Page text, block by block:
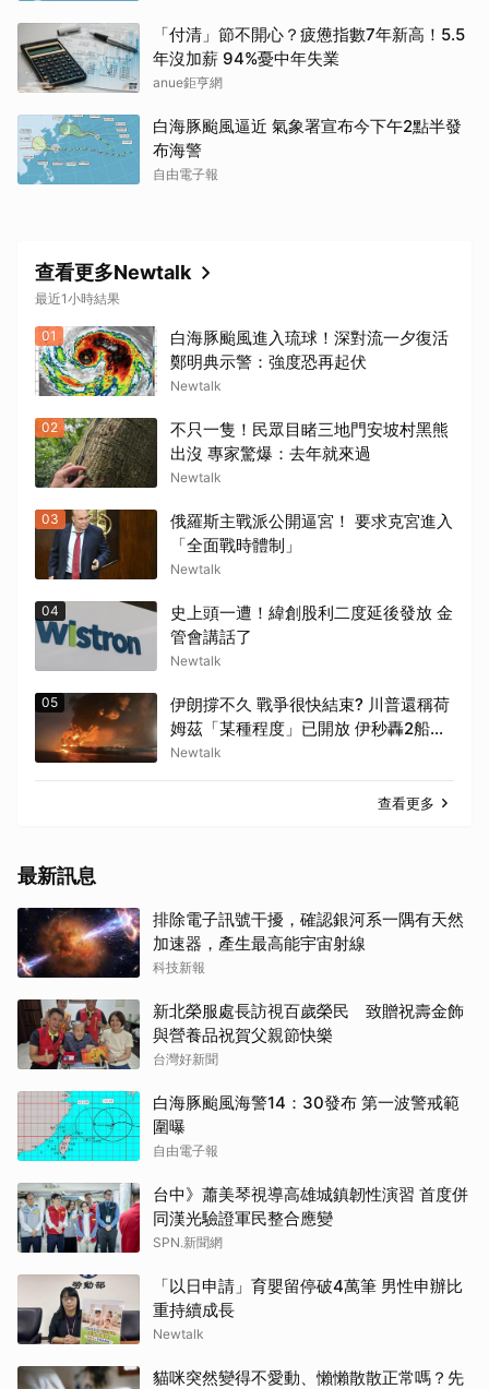
「付清」節不開心？疲憊指數7年新高！5.5
年沒加薪 94%憂中年失業
anue鉅亨網
白海豚颱風逼近 氣象署宣布今下午2點半發
布海警
自由電子報
查看更多Newtalk
最近1小時結果
01
白海豚颱風進入琉球！深對流一夕復活
鄭明典示警：強度恐再起伏
Newtalk
02
不只一隻！民眾目睹三地門安坡村黑熊
出沒 專家驚爆：去年就來過
Newtalk
03
俄羅斯主戰派公開逼宮！ 要求克宮進入
「全面戰時體制」
Newtalk
04
史上頭一遭！緯創股利二度延後發放 金
管會講話了
Newtalk
05
伊朗撐不久 戰爭很快結束? 川普還稱荷
姆茲「某種程度」已開放 伊秒轟2船打
臉
Newtalk
查看更多
最新訊息
排除電子訊號干擾，確認銀河系一隅有天然
加速器，產生最高能宇宙射線
科技新報
新北榮服處長訪視百歲榮民 致贈祝壽金飾
與營養品祝賀父親節快樂
台灣好新聞
白海豚颱風海警14：30發布 第一波警戒範
圍曝
自由電子報
台中》蕭美琴視導高雄城鎮韌性演習 首度併
同漢光驗證軍民整合應變
SPN.新聞網
「以日申請」育嬰留停破4萬筆 男性申辦比
重持續成長
Newtalk
貓咪突然變得不愛動、懶懶散散正常嗎？先